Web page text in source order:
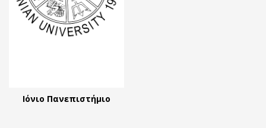
Ιόνιο Πανεπιστήμιο